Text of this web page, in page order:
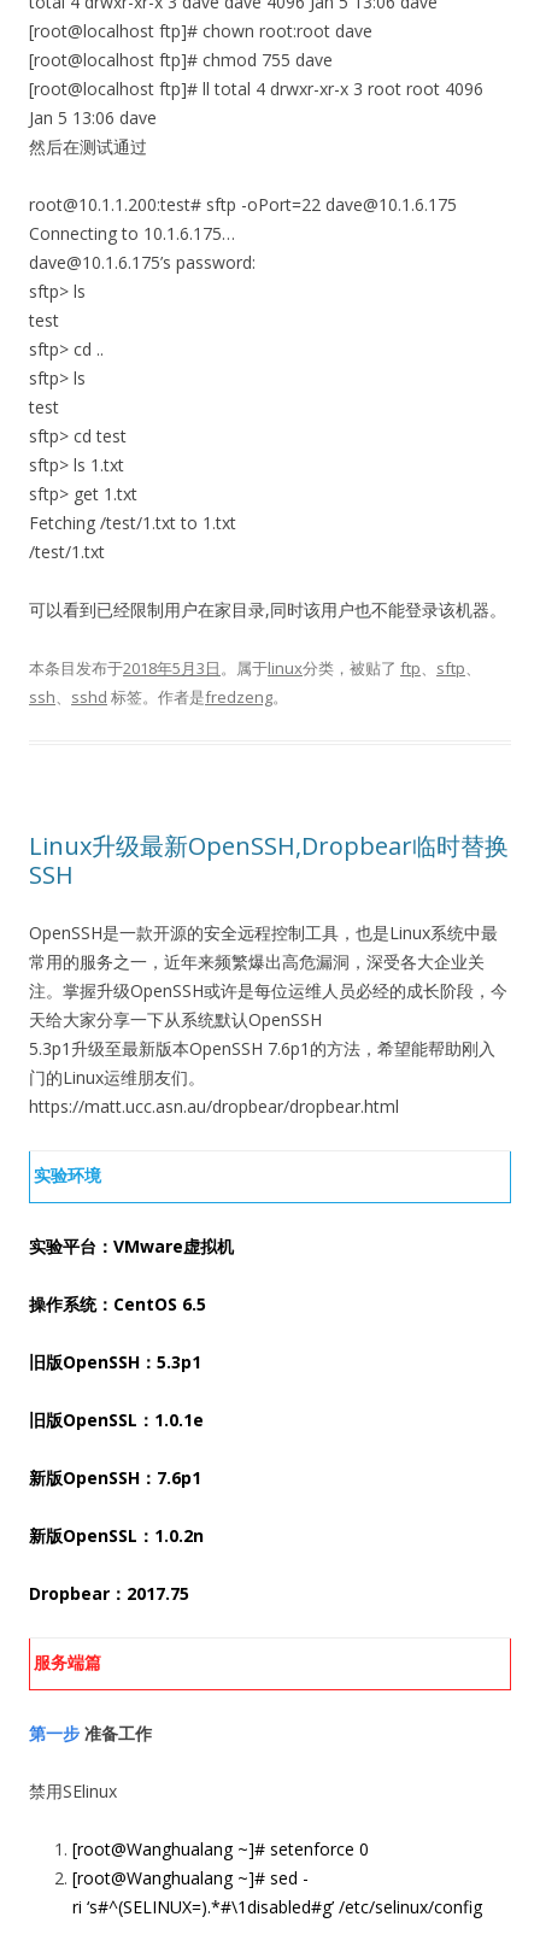
[root@localhost ftp]# chown root:root dave
[root@localhost ftp]# chmod 755 dave
[root@localhost ftp]# ll total 4 drwxr-xr-x 3 root root 4096
Jan 5 13:06 dave
然后在测试通过
root@10.1.1.200:test# sftp -oPort=22 dave@10.1.6.175
Connecting to 10.1.6.175…
dave@10.1.6.175’s password:
sftp> ls
test
sftp> cd ..
sftp> ls
test
sftp> cd test
sftp> ls 1.txt
sftp> get 1.txt
Fetching /test/1.txt to 1.txt
/test/1.txt
可以看到已经限制用户在家目录,同时该用户也不能登录该机器。
本条目发布于2018年5月3日。属于linux分类，被贴了 ftp、 sftp、
ssh、 sshd 标签。 作者是fredzeng。
Linux升级最新OpenSSH,Dropbear临时替换
SSH
OpenSSH是一款开源的安全远程控制工具，也是Linux系统中最
常用的服务之一，近年来频繁爆出高危漏洞，深受各大企业关
注。掌握升级OpenSSH或许是每位运维人员必经的成长阶段，今
天给大家分享一下从系统默认OpenSSH
5.3p1升级至最新版本OpenSSH 7.6p1的方法，希望能帮助刚入
门的Linux运维朋友们。
https://matt.ucc.asn.au/dropbear/dropbear.html
实验环境
实验平台：VMware虚拟机
操作系统：CentOS 6.5
旧版OpenSSH：5.3p1
旧版OpenSSL：1.0.1e
新版OpenSSH：7.6p1
新版OpenSSL：1.0.2n
Dropbear：2017.75
服务端篇
第一步 准备工作
禁用SElinux
[root@Wanghualang ~]# setenforce 0
[root@Wanghualang ~]# sed -
ri ‘s#^(SELINUX=).*#\1disabled#g’ /etc/selinux/config